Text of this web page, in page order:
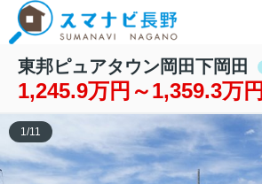
東邦ピュアタウン岡田下岡田
1,245.9万円～1,359.3万円
1/11